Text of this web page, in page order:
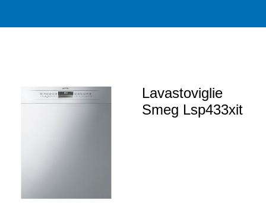
Lavastoviglie
Smeg Lsp433xit